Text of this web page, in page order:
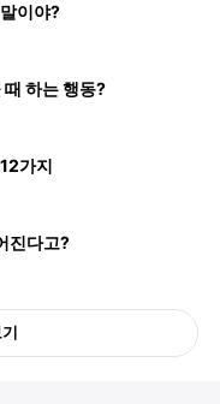
이야?
때 하는 행동?
가지
진다고?